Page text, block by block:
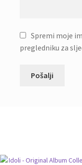
Spremi moje
pregledniku za